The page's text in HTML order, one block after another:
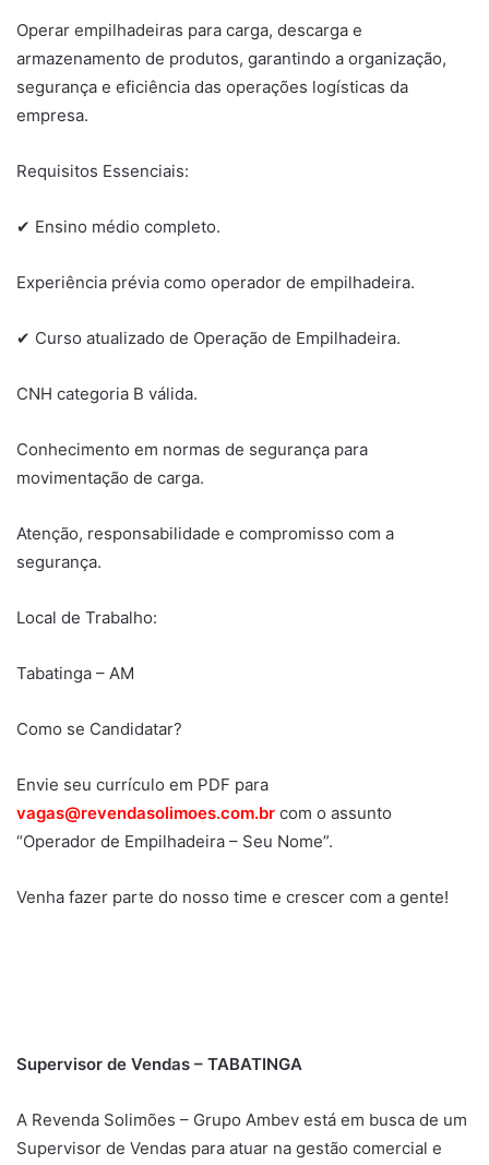
Operar empilhadeiras para carga, descarga e
armazenamento de produtos, garantindo a organização,
segurança e eficiência das operações logísticas da
empresa.
Requisitos Essenciais:
✔ Ensino médio completo.
Experiência prévia como operador de empilhadeira.
✔ Curso atualizado de Operação de Empilhadeira.
CNH categoria B válida.
Conhecimento em normas de segurança para
movimentação de carga.
Atenção, responsabilidade e compromisso com a
segurança.
Local de Trabalho:
Tabatinga – AM
Como se Candidatar?
Envie seu currículo em PDF para
vagas@revendasolimoes.com.br com o assunto
“Operador de Empilhadeira – Seu Nome”.
Venha fazer parte do nosso time e crescer com a gente!
Supervisor de Vendas – TABATINGA
A Revenda Solimões – Grupo Ambev está em busca de um
Supervisor de Vendas para atuar na gestão comercial e